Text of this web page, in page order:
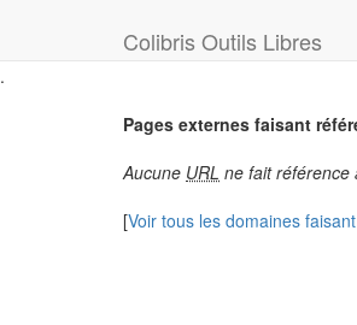
Colibris Outils Libres
.
Pages externes faisant
Aucune URL ne fait référence
[Voir tous les domaines